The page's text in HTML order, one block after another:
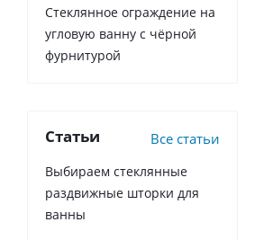
Стеклянное ограждение на
угловую ванну с чёрной
фурнитурой
Статьи Все статьи
Выбираем стеклянные
раздвижные шторки для
ванны